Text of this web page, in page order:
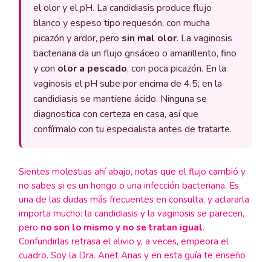
el olor y el pH. La candidiasis produce flujo
blanco y espeso tipo requesón, con mucha
picazón y ardor, pero sin mal olor. La vaginosis
bacteriana da un flujo grisáceo o amarillento, fino
y con olor a pescado, con poca picazón. En la
vaginosis el pH sube por encima de 4.5; en la
candidiasis se mantiene ácido. Ninguna se
diagnostica con certeza en casa, así que
confírmalo con tu especialista antes de tratarte.
Sientes molestias ahí abajo, notas que el flujo cambió y
no sabes si es un hongo o una infección bacteriana. Es
una de las dudas más frecuentes en consulta, y aclararla
importa mucho: la candidiasis y la vaginosis se parecen,
pero no son lo mismo y no se tratan igual.
Confundirlas retrasa el alivio y, a veces, empeora el
cuadro. Soy la Dra. Anet Arias y en esta guía te enseño